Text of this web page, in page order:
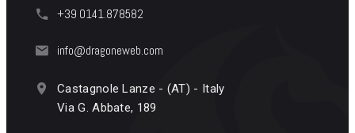
+39 0141.878582
info@dragoneweb.com
Castagnole Lanze - (AT) - Italy
Via G. Abbate, 189